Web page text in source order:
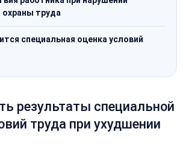
охраны труда
специальная оценка условий
результаты специальной
труда при ухудшении